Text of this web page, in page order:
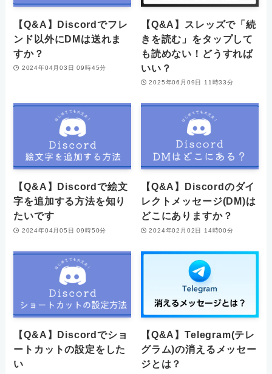
【Q&A】Discordでフレ
ンド以外にDMは送れま
すか？
2024年04月03日 09時45分
【Q&A】スレッズで「続
きを読む」をタップして
も読めない！どうすれば
いい？
2025年06月09日 11時33分
【Q&A】Discordで絵文
字を追加する方法を知り
たいです
2024年04月05日 09時50分
【Q&A】Discordのダイ
レクトメッセージ(DM)は
どこにありますか？
2024年02月02日 14時00分
【Q&A】Discordでショ
ートカットの設定をした
い
【Q&A】Telegram(テレ
グラム)の消えるメッセー
ジとは？